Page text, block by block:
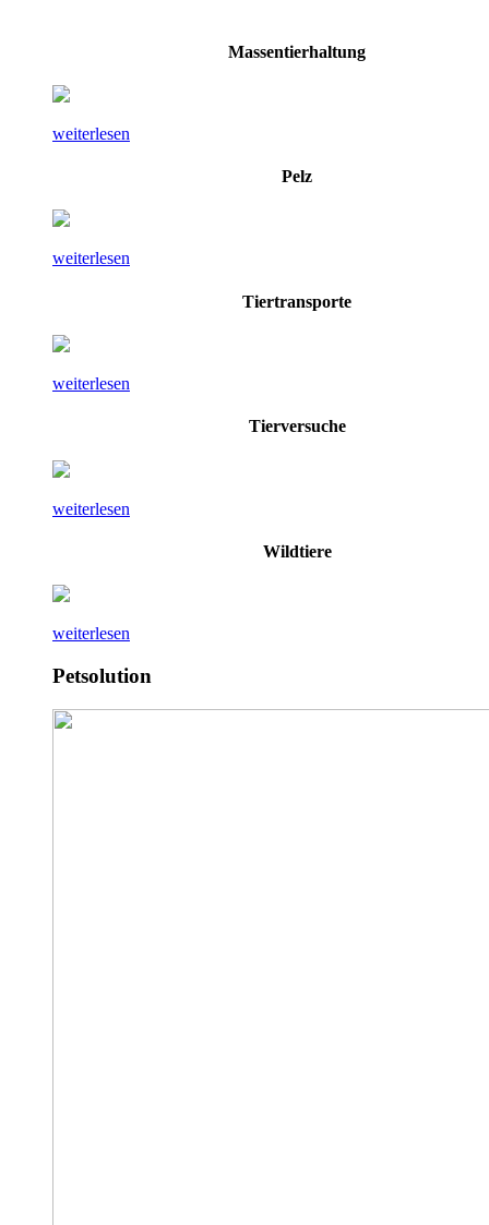
Massentierhaltung
weiterlesen
Pelz
weiterlesen
Tiertransporte
weiterlesen
Tierversuche
weiterlesen
Wildtiere
weiterlesen
Petsolution